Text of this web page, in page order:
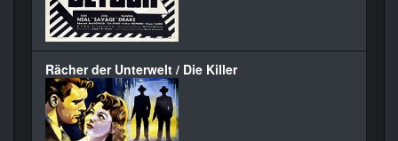
Rächer der Unterwelt / Die Killer